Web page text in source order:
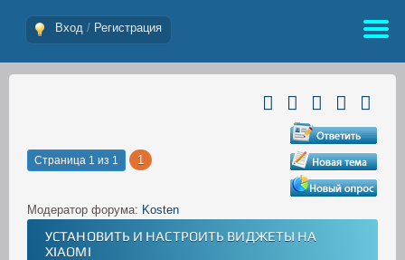
Вход / Регистрация
Страница 1 из 1 1
Модератор форума: Kosten
УСТАНОВИТЬ И НАСТРОИТЬ ВИДЖЕТЫ НА
XIAOMI